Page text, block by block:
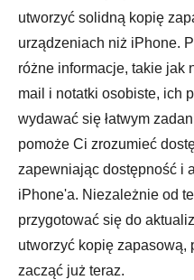
utworzyć solidną kopię
urządzeniach niż iPhone.
różne informacje, takie jak
mail i notatki osobiste, ich
wydawać się łatwym
pomoże Ci zrozumieć
zapewniając dostępność i
iPhone'a. Niezależnie od
przygotować się do
utworzyć kopię zapasową,
zacząć już teraz.